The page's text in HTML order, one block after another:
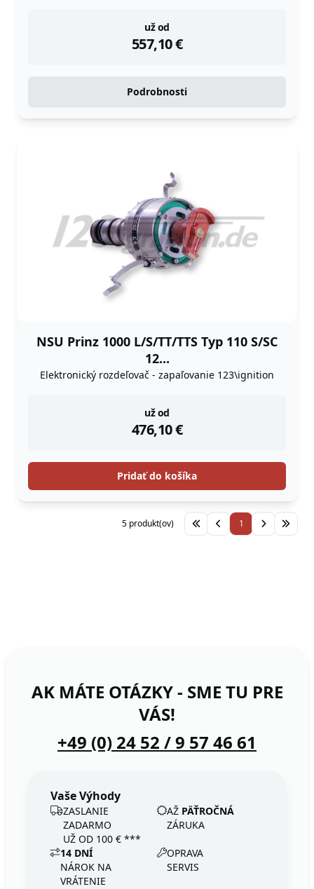
už od
557,10€
instock
Podrobnosti
NSU Prinz 1000 L/S/TT/TTS Typ 110 S/SC
12...
Elektronický rozdeľovač - zapaľovanie 123\ignition
už od
476,10€
instock
Pridať do košíka
1
5 produkt(ov)
AK MÁTE OTÁZKY - SME TU PRE
VÁS!
+49 (0) 24 52 / 9 57 46 61
Vaše Výhody
ZASLANIE
ZADARMO
UŽ OD 100 € ***
AŽ PÄŤROČNÁ
ZÁRUKA
14 DNÍ
NÁROK NA
VRÁTENIE
OPRAVA
SERVIS